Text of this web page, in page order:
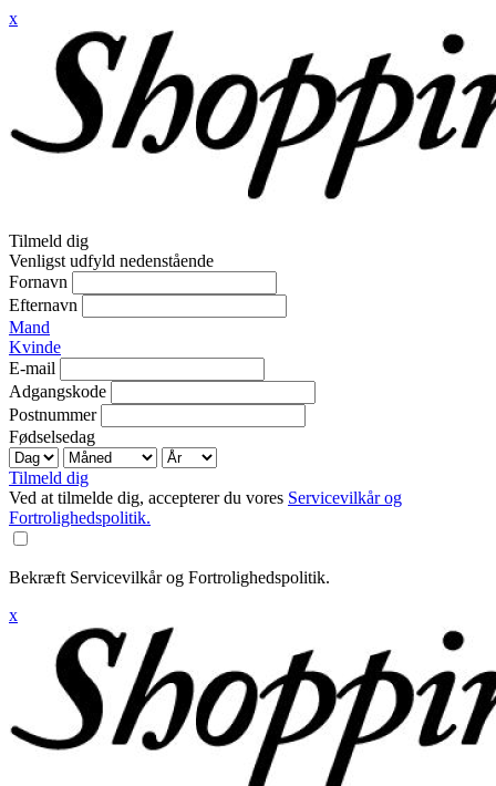
x
Tilmeld dig
Venligst udfyld nedenstående
Fornavn
Efternavn
Mand
Kvinde
E-mail
Adgangskode
Postnummer
Fødselsedag
Tilmeld dig
Ved at tilmelde dig, accepterer du vores Servicevilkår og
Fortrolighedspolitik.
Bekræft Servicevilkår og Fortrolighedspolitik.
x